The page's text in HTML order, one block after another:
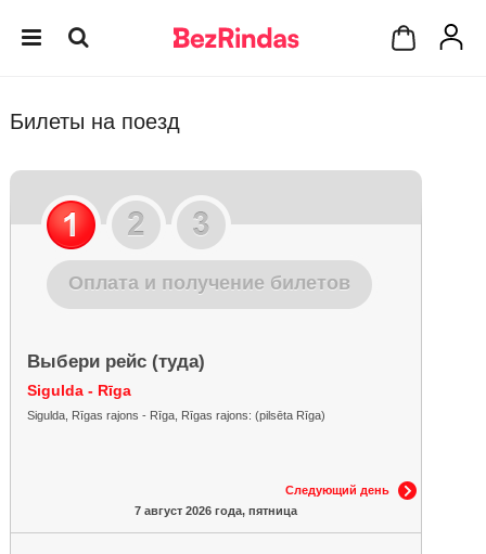
Билеты на поезд
Оплата и получение билетов
Выбери рейс (туда)
Sigulda - Rīga
Sigulda, Rīgas rajons - Rīga, Rīgas rajons: (pilsēta Rīga)
Следующий день
7 август 2026 года, пятница